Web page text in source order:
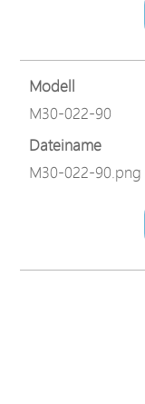
Modell
M30-022-90
Dateiname
M30-022-90.png